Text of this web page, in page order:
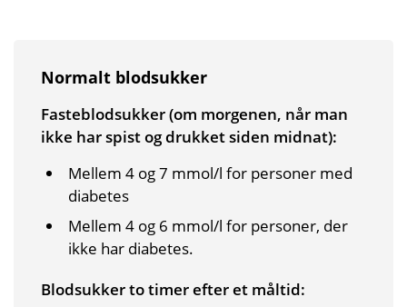
Normalt blodsukker
Fasteblodsukker (om morgenen, når man
ikke har spist og drukket siden midnat):
Mellem 4 og 7 mmol/l for personer med
diabetes
Mellem 4 og 6 mmol/l for personer, der
ikke har diabetes.
Blodsukker to timer efter et måltid: